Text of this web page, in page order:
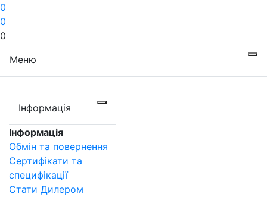
0
0
0
Меню
Інформація
Інформація
Обмін та повернення
Сертифікати та
специфікації
Стати Дилером